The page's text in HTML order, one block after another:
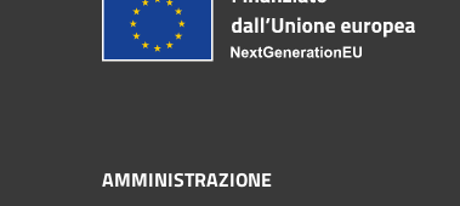
AMMINISTRAZIONE